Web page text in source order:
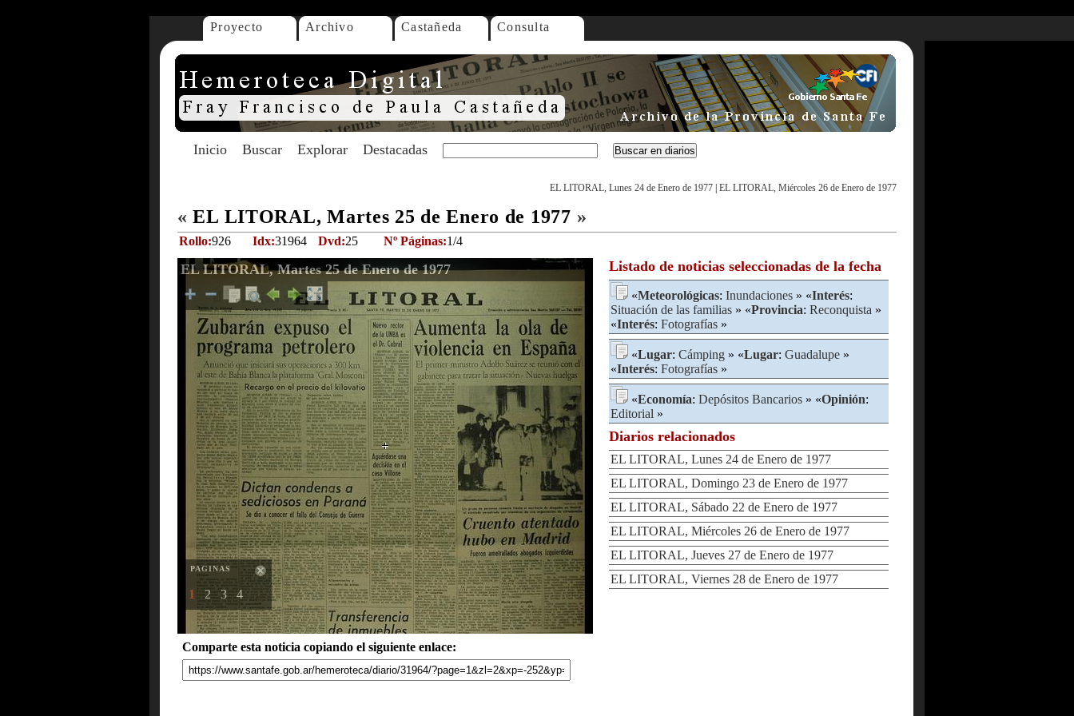
Proyecto Archivo Castañeda Consulta
Inicio Buscar Explorar Destacadas
EL LITORAL, Lunes 24 de Enero de 1977 EL LITORAL, Miércoles 26 de Enero de 1977
« EL LITORAL, Martes 25 de Enero de 1977 »
Rollo:926 Idx:31964 Dvd:25 Nº Páginas:1/4
EL LITORAL, Martes 25 de Enero de 1977
PAGINAS
1 2 3 4
Comparte esta noticia copiando el siguiente enlace:
Listado de noticias seleccionadas de la fecha
«Meteorológicas: Inundaciones » «Interés:
Situación de las familias » «Provincia: Reconquista »
«Interés: Fotografías »
«Lugar: Cámping » «Lugar: Guadalupe »
«Interés: Fotografías »
«Economía: Depósitos Bancarios » «Opinión:
Editorial »
Diarios relacionados
EL LITORAL, Lunes 24 de Enero de 1977
EL LITORAL, Domingo 23 de Enero de 1977
EL LITORAL, Sábado 22 de Enero de 1977
EL LITORAL, Miércoles 26 de Enero de 1977
EL LITORAL, Jueves 27 de Enero de 1977
EL LITORAL, Viernes 28 de Enero de 1977